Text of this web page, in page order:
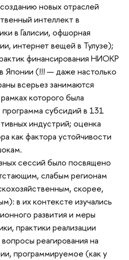
новых отраслей
интеллект в
в Галисии, офшорная
интернет вещей в Тулузе);
финансирования НИОКР
Японии (!!! — даже настолько
всерьез занимаются
которого была
субсидий в 131
индустрий; оценка
как фактора устойчивости
сессий было посвящено
слабым регионам
скорее,
в их контексте изучались
развития и меры
практики реализации
реагирования на
программируемое (как у